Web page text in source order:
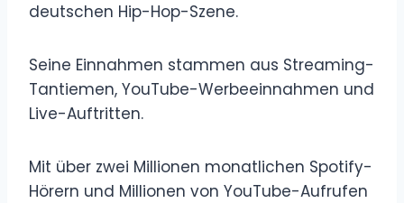
deutschen Hip-Hop-Szene.
Seine Einnahmen stammen aus Streaming-
Tantiemen, YouTube-Werbeeinnahmen und
Live-Auftritten.
Mit über zwei Millionen monatlichen Spotify-
Hörern und Millionen von YouTube-Aufrufen